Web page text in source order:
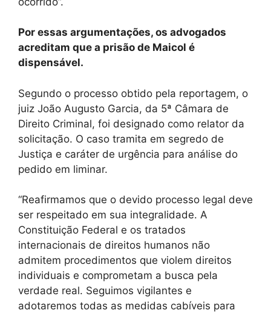
Por essas argumentações, os advogados
acreditam que a prisão de Maicol é
dispensável.
Segundo o processo obtido pela reportagem, o
juiz João Augusto Garcia, da 5ª Câmara de
Direito Criminal, foi designado como relator da
solicitação. O caso tramita em segredo de
Justiça e caráter de urgência para análise do
pedido em liminar.
“Reafirmamos que o devido processo legal deve
ser respeitado em sua integralidade. A
Constituição Federal e os tratados
internacionais de direitos humanos não
admitem procedimentos que violem direitos
individuais e comprometam a busca pela
verdade real. Seguimos vigilantes e
adotaremos todas as medidas cabíveis para